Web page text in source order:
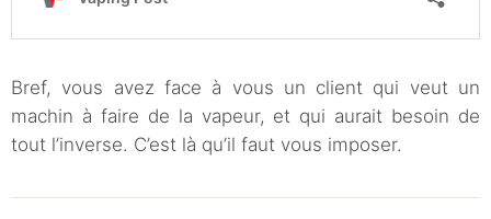
Bref, vous avez face à vous un client qui veut un
machin à faire de la vapeur, et qui aurait besoin de
tout l’inverse. C’est là qu’il faut vous imposer.